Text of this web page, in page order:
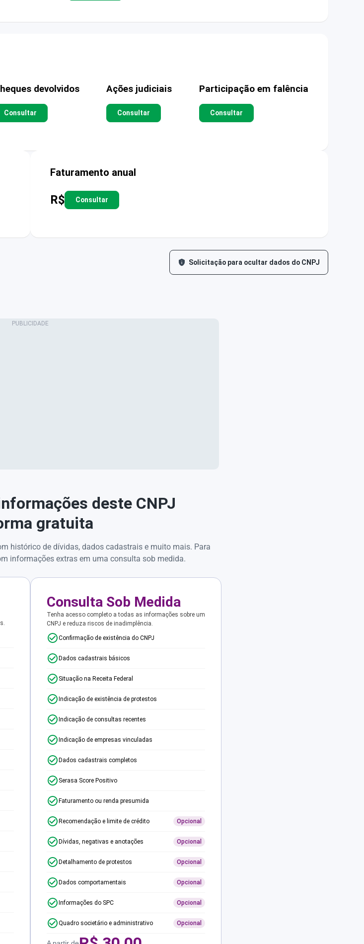
devolvidos
Consultar
Ações judiciais
Consultar
Participação em falência
Consultar
Faturamento anual
R$ Consultar
Solicitação para ocultar dados do CNPJ
deste CNPJ
gratuita
histórico de dívidas, dados cadastrais e muito mais. Para
informações extras em uma consulta sob medida.
Consulta Sob Medida
Tenha acesso completo a todas as informações sobre um
CNPJ e reduza riscos de inadimplência.
Confirmação de existência do CNPJ
Dados cadastrais básicos
Situação na Receita Federal
Indicação de existência de protestos
Indicação de consultas recentes
Indicação de empresas vinculadas
Dados cadastrais completos
Serasa Score Positivo
Faturamento ou renda presumida
Recomendação e limite de crédito Opcional
Dívidas, negativas e anotações Opcional
Detalhamento de protestos Opcional
Dados comportamentais Opcional
Informações do SPC Opcional
Quadro societário e administrativo Opcional